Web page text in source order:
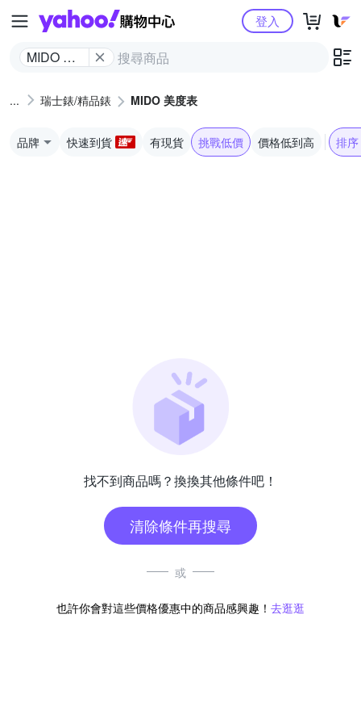
Yahoo購物中心
MIDO 美
登入
瑞士錶/精品錶 MIDO 美度表
品牌 快速到貨 有現貨 挑戰低價 價格低到高 排序
找不到商品嗎？換換其他條件吧！
清除條件再搜尋
或
也許你會對這些價格優惠中的商品感興趣！ 去逛逛